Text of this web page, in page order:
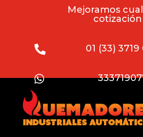
Mejoramos
cotización
 01 (33)
